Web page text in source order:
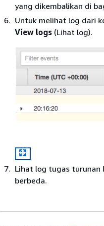
yang dikembalikan di
Untuk melihat log dari
View logs (Lihat log).
Lihat log tugas turunan
berbeda.